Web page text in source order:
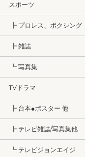
スポーツ
┣ プロレス、ボクシング
┣ 雑誌
┗ 写真集
TVドラマ
┣ 台本●ポスター 他
┣ テレビ雑誌/写真集他
┗ テレビジョンエイジ